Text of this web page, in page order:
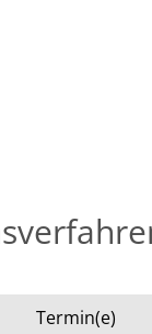
Termin(e)